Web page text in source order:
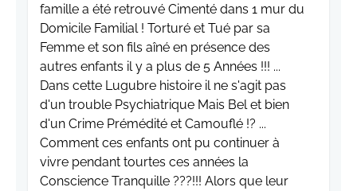
famille a été retrouvé Cimenté dans 1 mur du
Domicile Familial ! Torturé et Tué par sa
Femme et son fils aîné en présence des
autres enfants il y a plus de 5 Années !!! ...
Dans cette Lugubre histoire il ne s'agit pas
d'un trouble Psychiatrique Mais Bel et bien
d'un Crime Prémédité et Camouflé !? ...
Comment ces enfants ont pu continuer à
vivre pendant tourtes ces années la
Conscience Tranquille ???!!! Alors que leur